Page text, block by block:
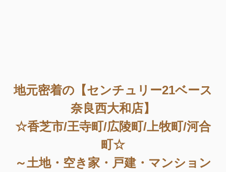
地元密着の【センチュリー21ベース
奈良西大和店】
☆香芝市/王寺町/広陵町/上牧町/河合
町☆
～土地・空き家・戸建・マンション